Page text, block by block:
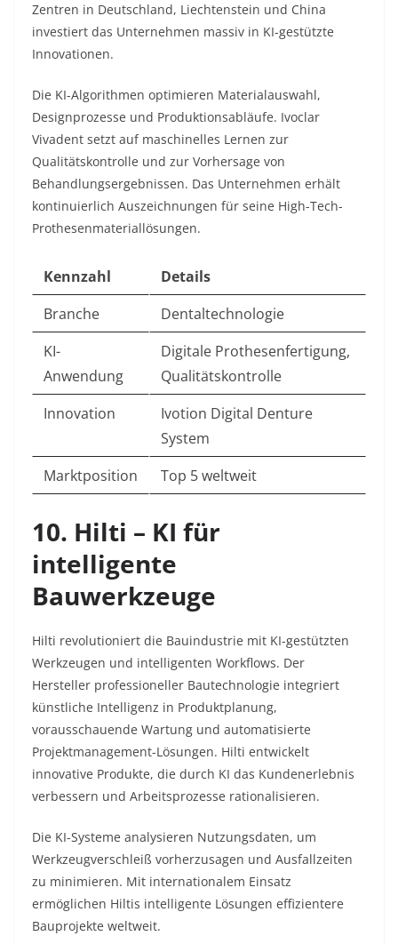
Zentren in Deutschland, Liechtenstein und China
investiert das Unternehmen massiv in KI-gestützte
Innovationen.​
Die KI-Algorithmen optimieren Materialauswahl,
Designprozesse und Produktionsabläufe. Ivoclar
Vivadent setzt auf maschinelles Lernen zur
Qualitätskontrolle und zur Vorhersage von
Behandlungsergebnissen. Das Unternehmen erhält
kontinuierlich Auszeichnungen für seine High-Tech-
Prothesenmateriallösungen.​
Kennzahl
Details
Branche
Dentaltechnologie
KI-
Anwendung
Digitale Prothesenfertigung,
Qualitätskontrolle
Innovation
Ivotion Digital Denture
System
Marktposition
Top 5 weltweit
10. Hilti – KI für
intelligente
Bauwerkzeuge
Hilti revolutioniert die Bauindustrie mit KI-gestützten
Werkzeugen und intelligenten Workflows. Der
Hersteller professioneller Bautechnologie integriert
künstliche Intelligenz in Produktplanung,
vorausschauende Wartung und automatisierte
Projektmanagement-Lösungen. Hilti entwickelt
innovative Produkte, die durch KI das Kundenerlebnis
verbessern und Arbeitsprozesse rationalisieren.​
Die KI-Systeme analysieren Nutzungsdaten, um
Werkzeugverschleiß vorherzusagen und Ausfallzeiten
zu minimieren. Mit internationalem Einsatz
ermöglichen Hiltis intelligente Lösungen effizientere
Bauprojekte weltweit.​